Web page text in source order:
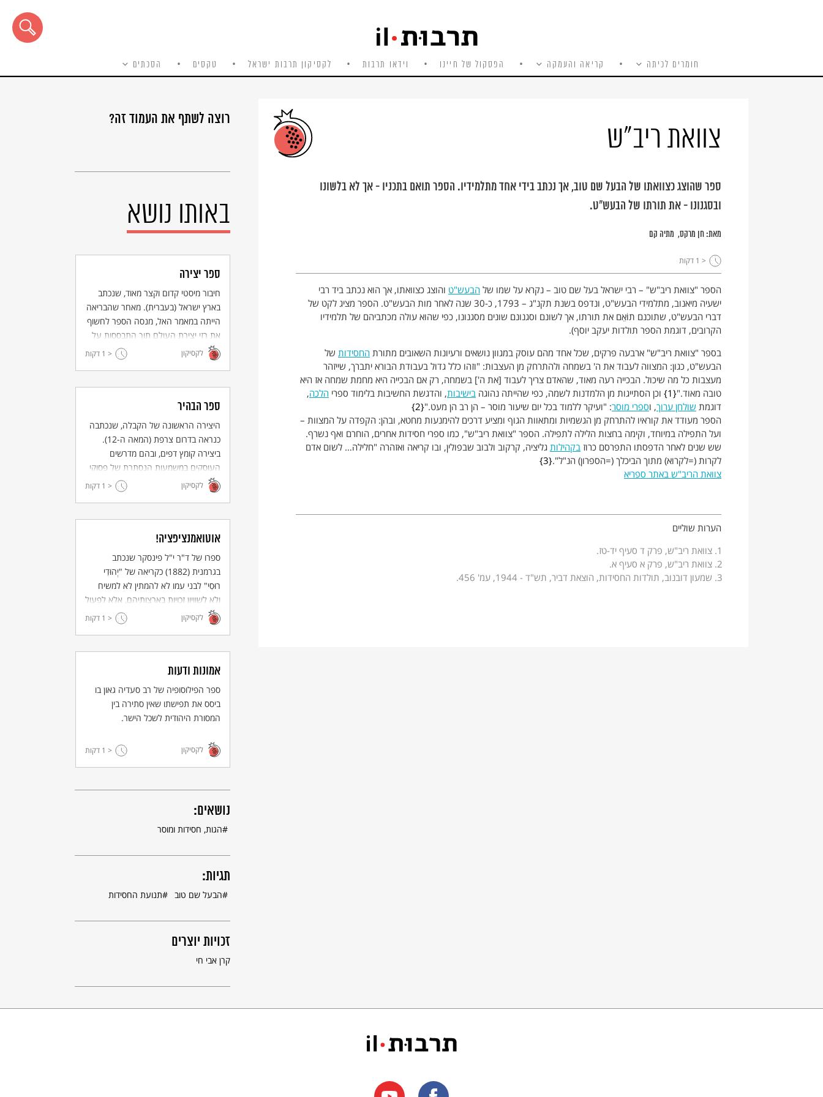
חומרים לכיתה קריאה והעמקה הפסקול של חיינו וידאו תרבות לקסיקון תרבות ישראל טקסים הסכתים
צוואת ריב"ש
ספר שהוצג כצוואתו של הבעל שם טוב, אך נכתב בידי אחד מתלמידיו. הספר תואם בתכניו - אך לא בלשונו
ובסגנונו - את תורתו של הבעש"ט.
מאת:חן מרקס מתיה קם
< 1 דקות
הספר "צוואת ריב"ש" – רבי ישראל בעל שם טוב – נקרא על שמו של הבעש"ט והוצג כצוואתו, אך הוא נכתב ביד רבי
ישעיה מיאנוב, מתלמידי הבעש"ט, ונדפס בשנת תקנ"ג – 1793, כ-30 שנה לאחר מות הבעש"ט. הספר מציג לקט של
דברי הבעש"ט, שתוכנם תוֹאֵם את תורתו, אך לשונם וסגנונם שונים מסגנונו, כפי שהוא עולה מכתביהם של תלמידיו
הקרובים, דוגמת הספר תולדות יעקב יוסף).
בספר "צוואת ריב"ש" ארבעה פרקים, שכל אחד מהם עוסק במגוון נושאים ורעיונות השאובים מתורת החסידות של
הבעש"ט, כגון: המצווה לעבוד את ה' בשמחה ולהתרחק מן העצבות: "וזהו כלל גדול בעבודת הבורא יתברך, שייזהר
מעצבות כל מה שיכול. הבכייה רעה מאוד, שהאדם צריך לעבוד [את ה'] בשמחה, רק אם הבכייה היא מחמת שמחה אז היא
טובה מאוד." 1 וכן הסתייגות מן הלמדנות לשמה, כפי שהייתה נהוגה בישיבות, והדגשת החשיבות בלימוד ספרי הלכה,
דוגמת שולחן ערוך, וספרי מוסר: "ועיקר ללמוד בכל יום שיעור מוסר – הן רב הן מעט." 2
הספר מעודד את קוראיו להתרחק מן הגשמיות ומתאוות הגוף ומציע דרכים להימנעות מחטא, ובהן: הקפדה על המצוות –
ועל התפילה במיוחד, וקימה בחצות הלילה לתפילה. הספר "צוואת ריב"ש", כמו ספרי חסידות אחרים, הוחרם ואף נשרף.
שש שנים לאחר הדפסתו התפרסם כרוז בקהילות גליציה, קרקוב ולבוב שבפולין, ובו קריאה ואזהרה "חלילה… לשום אדם
לקרות (=לקרוא) מתוך הביכלך (=הספרון) הנ"ל". 3
צוואת הריב"ש באתר ספריא
הערות שוליים
צוואת ריב"ש, פרק ד סעיף יד-טז.
צוואת ריב"ש, פרק א סעיף א.
שמעון דובנוב, תולדות החסידות, הוצאת דביר, תש"ד - 1944, עמ' 456.
רוצה לשתף את העמוד זה?
באותו נושא
ספר יצירה
חיבור מיסטי קדום וקצר מאוד, שנכתב
בארץ ישראל (בעברית). מאחר שהבריאה
הייתה במאמר האל, מנסה הספר לחשוף
את רזי יצירת העולם תוך התבססות על
22 אותיות הא"ב (והמספרים 1 - 10).
לקסיקון < 1 דקות
ספר הבהיר
היצירה הראשונה של הקבלה, שנכתבה
כנראה בדרום צרפת (המאה ה-12).
ביצירה קומץ דפים, ובהם מדרשים
העוסקים במשמעות הנסתרת של פסוקי
התנ"ך ובסוד אותיות הא"ב.
לקסיקון < 1 דקות
אוטואמנציפציה!
ספרו של ד"ר י"ל פינסקר שנכתב
בגרמנית (1882) כקריאה של "יְהוּדִי
רוּסִי" לבני עמו לא להמתין לא למשיח
ולא לשוויון זכויות בארצותיהם, אלא לפעול
לשחרור עצמי (אוטואמנציפציה) ולהקמת
"ארץ מקלט". אחד העם תירגם לעברית
היסוד של התנועה הציונית.
לקסיקון < 1 דקות
אמונות ודעות
ספר הפילוסופיה של רב סעדיה גאון בו
ביסס את תפישתו שאין סתירה בין
המסורת היהודית לשכל הישר.
לקסיקון < 1 דקות
נושאים:
הגות, חסידות ומוסר
תגיות:
הבעל שם טוב תנועת החסידות
זכויות יוצרים
קרן אבי חי